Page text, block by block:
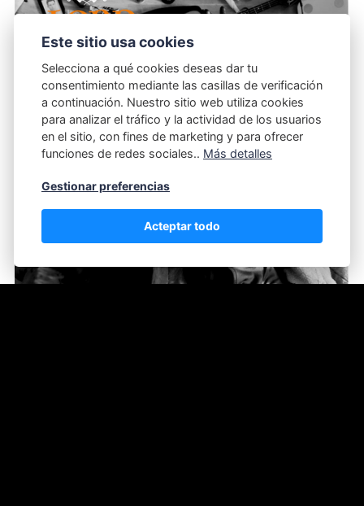
Este sitio usa cookies
Selecciona a qué cookies deseas dar tu
consentimiento mediante las casillas de verificación
a continuación. Nuestro sitio web utiliza cookies
para analizar el tráfico y la actividad de los usuarios
en el sitio, con fines de marketing y para ofrecer
funciones de redes sociales.. Más detalles
Gestionar preferencias
Acteptar todo